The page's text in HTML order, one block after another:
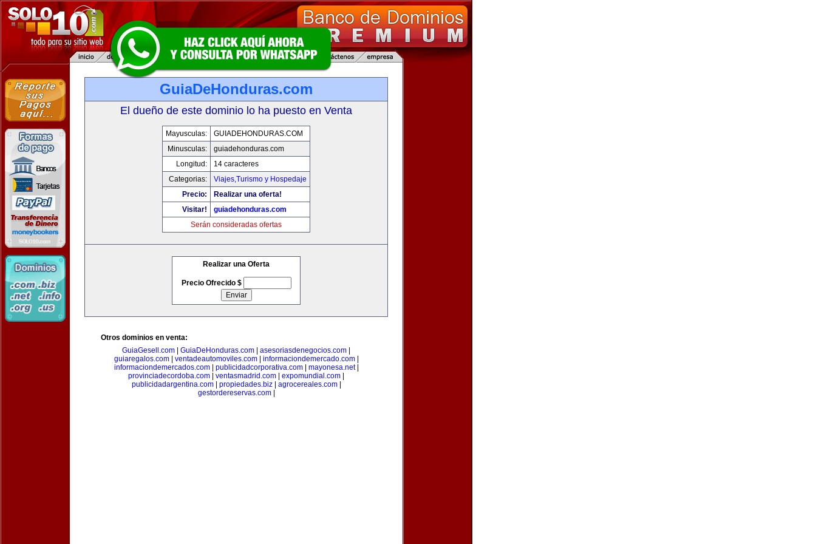
GuiaDeHonduras.com
El dueño de este dominio lo ha puesto en Venta
Mayusculas:
GUIADEHONDURAS.COM
Minusculas:
guiadehonduras.com
Longitud:
14 caracteres
Categorias:
Viajes,Turismo y Hospedaje
Precio:
Realizar una oferta!
Visitar!
guiadehonduras.com
Serán consideradas ofertas
Realizar una Oferta
Precio Ofrecido $
Otros dominios en venta:
GuiaGesell.com
GuiaDeHonduras.com asesoriasdenegocios.com
guiaregalos.com| ventadeautomoviles.com| informaciondemercado.com|
informaciondemercados.com| publicidadcorporativa.com| mayonesa.net|
provinciadecordoba.com
ventasmadrid.com expomundial.com
publicidadargentina.com| propiedades.biz| agrocereales.com|
gestordereservas.com|